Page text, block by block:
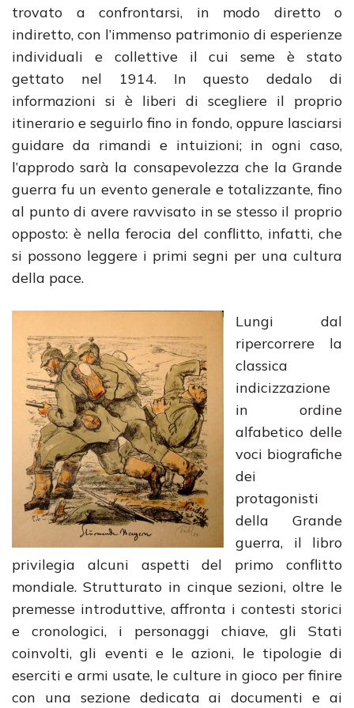
trovato a confrontarsi, in modo diretto o
indiretto, con l’immenso patrimonio di esperienze
individuali e collettive il cui seme è stato
gettato nel 1914. In questo dedalo di
informazioni si è liberi di scegliere il proprio
itinerario e seguirlo fino in fondo, oppure lasciarsi
guidare da rimandi e intuizioni; in ogni caso,
l’approdo sarà la consapevolezza che la Grande
guerra fu un evento generale e totalizzante, fino
al punto di avere ravvisato in se stesso il proprio
opposto: è nella ferocia del conflitto, infatti, che
si possono leggere i primi segni per una cultura
della pace.
Lungi dal
ripercorrere la
classica
indicizzazione
in ordine
alfabetico delle
voci biografiche
dei
protagonisti
della Grande
guerra, il libro
privilegia alcuni aspetti del primo conflitto
mondiale. Strutturato in cinque sezioni, oltre le
premesse introduttive, affronta i contesti storici
e cronologici, i personaggi chiave, gli Stati
coinvolti, gli eventi e le azioni, le tipologie di
eserciti e armi usate, le culture in gioco per finire
con una sezione dedicata ai documenti e ai